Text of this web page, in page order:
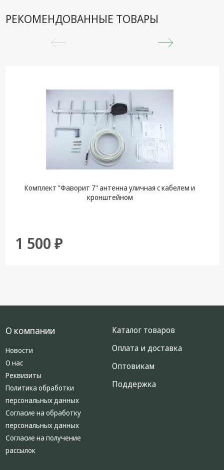
РЕКОМЕНДОВАННЫЕ ТОВАРЫ
Комплект "Фаворит 7" антенна уличная с кабелем и
кронштейном
1 500 ₽
О компании
Новости
О нас
Реквизиты
Политика обработки
персональных данных
Согласие на обработку
персональных данных
Согласие на получение
рассылок
Каталог товаров
Оплата и доставка
Оптовикам
Поддержка